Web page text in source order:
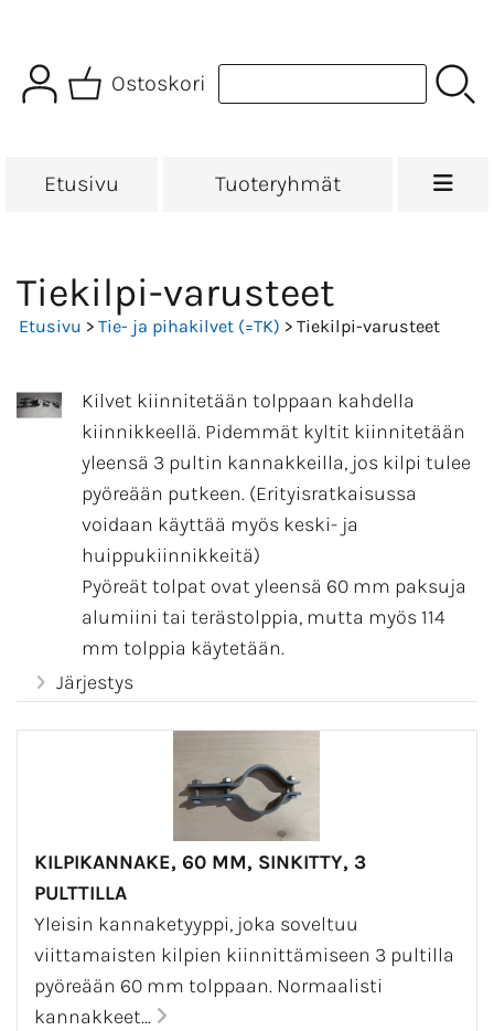
Ostoskori
Etusivu Tuoteryhmät
Tiekilpi-varusteet
Etusivu > Tie- ja pihakilvet (=TK) > Tiekilpi-varusteet
Kilvet kiinnitetään tolppaan kahdella
kiinnikkeellä. Pidemmät kyltit kiinnitetään
yleensä 3 pultin kannakkeilla, jos kilpi tulee
pyöreään putkeen. (Erityisratkaisussa
voidaan käyttää myös keski- ja
huippukiinnikkeitä)
Pyöreät tolpat ovat yleensä 60 mm paksuja
alumiini tai terästolppia, mutta myös 114
mm tolppia käytetään.
Talonumerot voidaan kiinnittää
matalampiin suorakaidetolppiin suoraan 2
Tolppajalka on usein betonista valettu
valmis tuote (tolppa-antura). 60 mm
tolpalle niitä löytyy helposti, mutta 100m
tolpalle sellaisia voi olla vaikea löytää.
Omatoimisesti kilven saa pysymään myös
niin, että kaivetaan 60-70 cm kuoppa,
asetetaan tolppa paikalleen ja täytetään
tolpan ympäristö kivillä ja betonimassalla.
Järjestys
KILPIKANNAKE, 60 MM, SINKITTY, 3
PULTTILLA
Yleisin kannaketyyppi, joka soveltuu
viittamaisten kilpien kiinnittämiseen 3 pultilla
pyöreään 60 mm tolppaan. Normaalisti
kannakkeet...